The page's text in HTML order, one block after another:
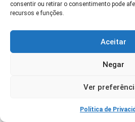
consentir ou retirar o consentimento pode
recursos e funções.
Aceitar
Negar
Ver
Política de